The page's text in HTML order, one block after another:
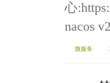
心
nacos
微服务